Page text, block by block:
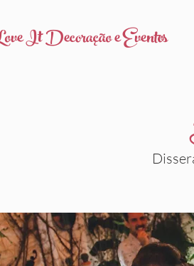
It Decoração e Eventos